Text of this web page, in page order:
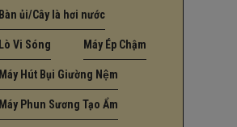
Bàn ủi/Cây là hơi nước
Lò Vi Sóng Máy Ép Chậm
Máy Hút Bụi Giường Nệm
Máy Phun Sương Tạo Ẩm